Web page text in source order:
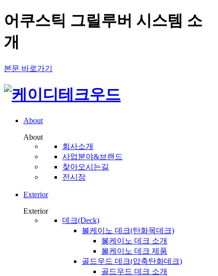
어쿠스틱 그릴루버 시스템 소
개
본문 바로가기
About
About
회사소개
사업분야&브랜드
찾아오시는길
전시장
Exterior
Exterior
데크(Deck)
볼케이노 데크(탄화목데크)
볼케이노 데크 소개
볼케이노 데크 제품
골드우드 데크(압축탄화데크)
골드우드 데크 소개